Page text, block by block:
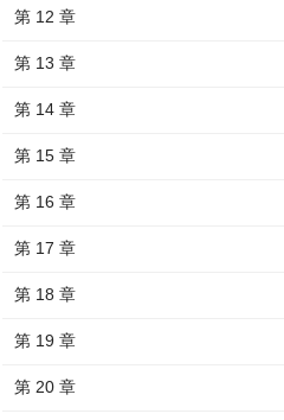
第 12 章
第 13 章
第 14 章
第 15 章
第 16 章
第 17 章
第 18 章
第 19 章
第 20 章